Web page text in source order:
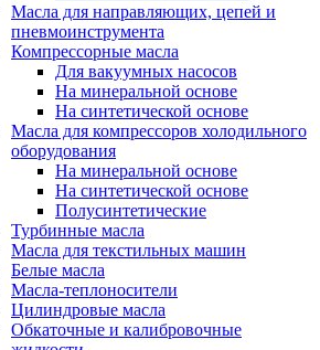
Масла для направляющих, цепей и
пневмоинструмента
Компрессорные масла
Для вакуумных насосов
На минеральной основе
На синтетической основе
Масла для компрессоров холодильного
оборудования
На минеральной основе
На синтетической основе
Полусинтетические
Турбинные масла
Масла для текстильных машин
Белые масла
Масла-теплоносители
Цилиндровые масла
Обкаточные и калибровочные